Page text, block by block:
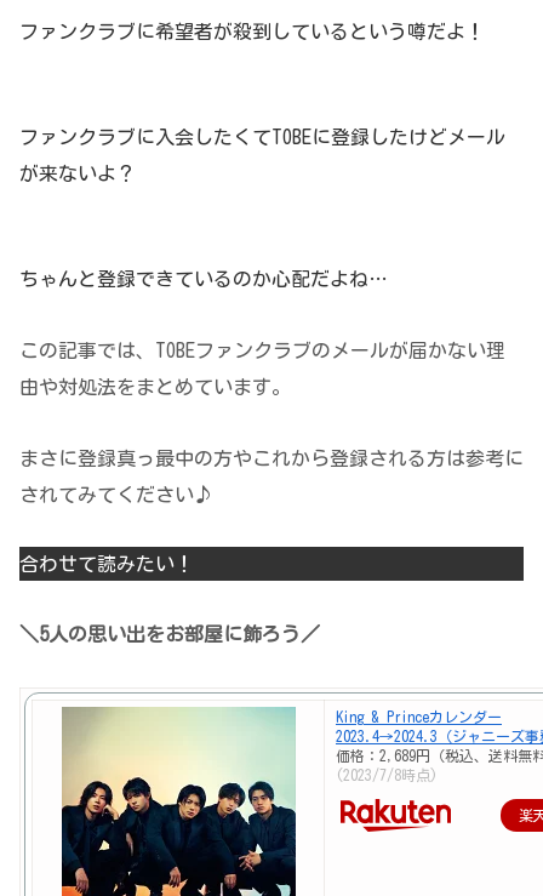
ファンクラブに希望者が殺到しているという噂だよ！
ファンクラブに入会したくてTOBEに登録したけどメール
が来ないよ？
ちゃんと登録できているのか心配だよね…
この記事では、TOBEファンクラブのメールが届かない理
由や対処法をまとめています。
まさに登録真っ最中の方やこれから登録される方は参考に
されてみてください♪
合わせて読みたい！
＼5人の思い出をお部屋に飾ろう／
King & Princeカレンダー
2023.4→2024.3（ジャニーズ事
価格：2,689円（税込、送料無
(2023/7/8時点)
楽